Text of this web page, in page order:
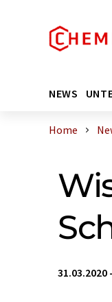
NEWS
Home
31.03.2020 -